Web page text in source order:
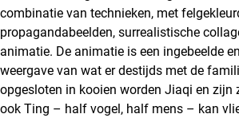
combinatie van technieken, met
propagandabeelden, surrealistische
animatie. De animatie is een ingebeelde
weergave van wat er destijds met de
opgesloten in kooien worden Jiaqi en zijn
ook Ting – half vogel, half mens – kan